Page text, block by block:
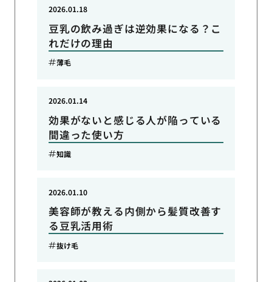
豆乳の飲み過ぎは逆効果になる？こ
れだけの理由
2026.01.18
薄毛
効果がないと感じる人が陥っている
間違った使い方
2026.01.14
知識
美容師が教える内側から髪質改善す
る豆乳活用術
2026.01.10
抜け毛